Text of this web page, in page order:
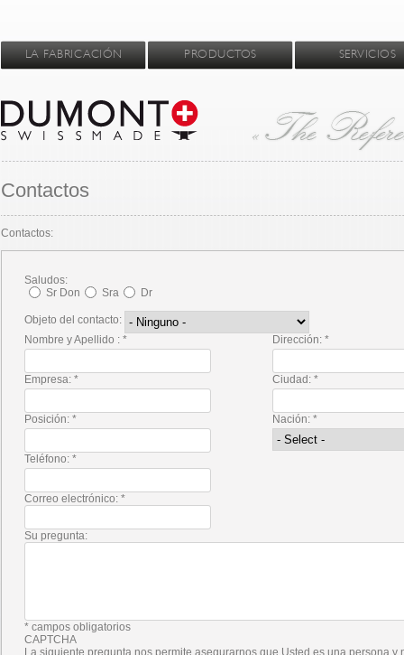
LA FABRICACIÓN PRODUCTOS SERVICIOS
Contactos
Contactos:
Saludos:
Sr Don
Sra Dr
Objeto del contacto:
Nombre y Apellido : *
Empresa: *
Posición: *
Teléfono: *
Correo electrónico: *
Dirección: *
Ciudad: *
Nación: *
Su pregunta:
* campos obligatorios
CAPTCHA
La siguiente pregunta nos permite asegurarnos que Usted es una persona y no un soporte